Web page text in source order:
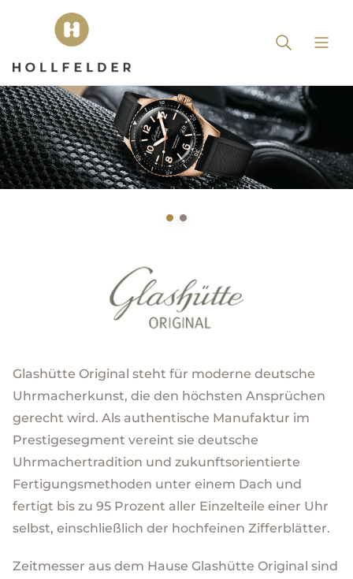
Glashütte Original steht für moderne deutsche
Uhrmacherkunst, die den höchsten Ansprüchen
gerecht wird. Als authentische Manufaktur im
Prestigesegment vereint sie deutsche
Uhrmachertradition und zukunftsorientierte
Fertigungsmethoden unter einem Dach und
fertigt bis zu 95 Prozent aller Einzelteile einer Uhr
selbst, einschließlich der hochfeinen Zifferblätter.
Zeitmesser aus dem Hause Glashütte Original sind